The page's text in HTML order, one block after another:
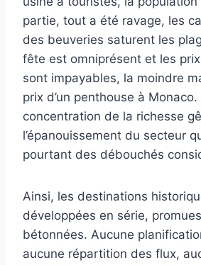
partie, tout a été ravage, les
des beuveries saturent les
fête est omniprésent et les
sont impayables, la moindre
prix d’un penthouse à
concentration de la richesse
l’épanouissement du secteur
pourtant des débouchés
Ainsi, les destinations
développées en série,
bétonnées. Aucune
aucune répartition des flux,